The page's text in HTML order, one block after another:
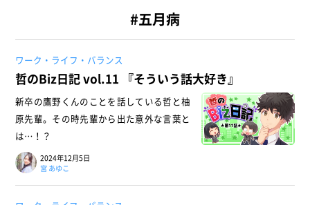
#五月病
ワーク・ライフ・バランス
哲のBiz日記 vol.11 『そういう話大好き』
新卒の鷹野くんのことを話している哲と柚
原先輩。その時先輩から出た意外な言葉と
は…！？
2024年12月5日
宮 あゆこ